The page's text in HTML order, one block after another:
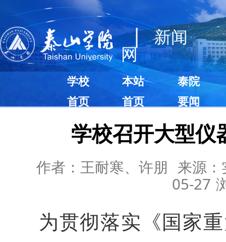
| 新闻
网
学校
首页
本站
首页
泰院
要闻
学校召开大型仪
作者：王耐寒、许朋 来源
05-27
为贯彻落实《国家